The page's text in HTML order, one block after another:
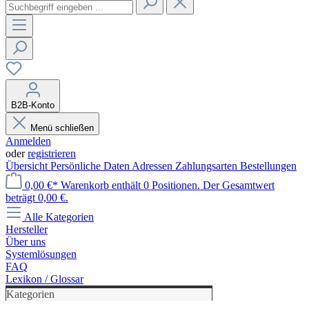
B2B-Konto
Menü schließen
Anmelden
oderregistrieren
Übersicht Persönliche Daten Adressen Zahlungsarten Bestellungen
0,00 €* Warenkorb enthält 0 Positionen. Der Gesamtwert
beträgt 0,00 €.
Alle Kategorien
Hersteller
Über uns
Systemlösungen
FAQ
Lexikon / Glossar
Kategorien